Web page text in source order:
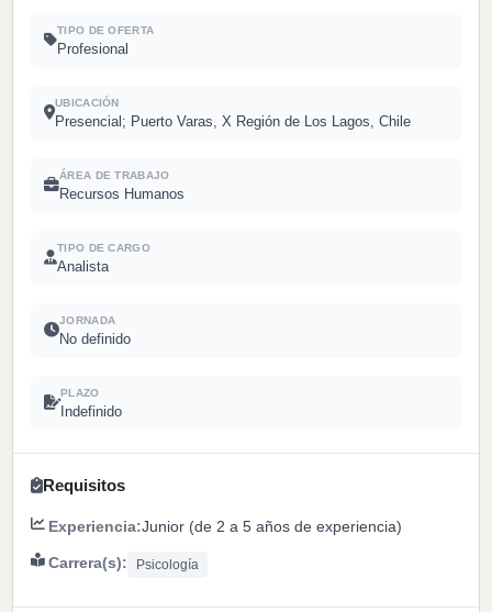
TIPO DE OFERTA
Profesional
UBICACIÓN
Presencial; Puerto Varas, X Región de Los Lagos, Chile
ÁREA DE TRABAJO
Recursos Humanos
TIPO DE CARGO
Analista
JORNADA
No definido
PLAZO
Indefinido
Requisitos
Experiencia:Junior (de 2 a 5 años de experiencia)
Carrera(s): Psicología